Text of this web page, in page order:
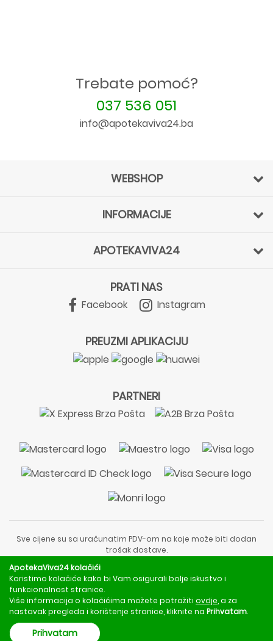
Trebate pomoć?
037 536 051
info@apotekaviva24.ba
WEBSHOP
INFORMACIJE
APOTEKAVIVA24
PRATI NAS
Facebook Instagram
PREUZMI APLIKACIJU
PARTNERI
Sve cijene su sa uračunatim PDV-om na koje može biti dodan
trošak dostave.
liječnički pregled ili savjet farmaceuta.
Za obavijesti o mjerama opreza, rizicima i nuspojavama
obratite se svom liječniku ili farmaceutu.
Copyright © 2020 - 2026 | ApotekaViva24 | Sva prava zadržava
ApotekaViva24 kolačići
Koristimo kolačiće kako bi Vam osigurali bolje iskustvo i
funkcionalnost stranice.
Više informacija o kolačićima možete potražiti ovdje , a za
nastavak pregleda i korištenje stranice, kliknite na Prihvatam.
Prihvatam